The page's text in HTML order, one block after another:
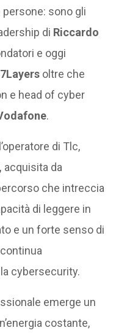
sono gli
di Riccardo
e oggi
7Layers oltre che
e head of cyber
.
di Tlc,
acquisita da
che intreccia
di leggere in
e un forte senso di
cybersecurity.
emerge un
costante,